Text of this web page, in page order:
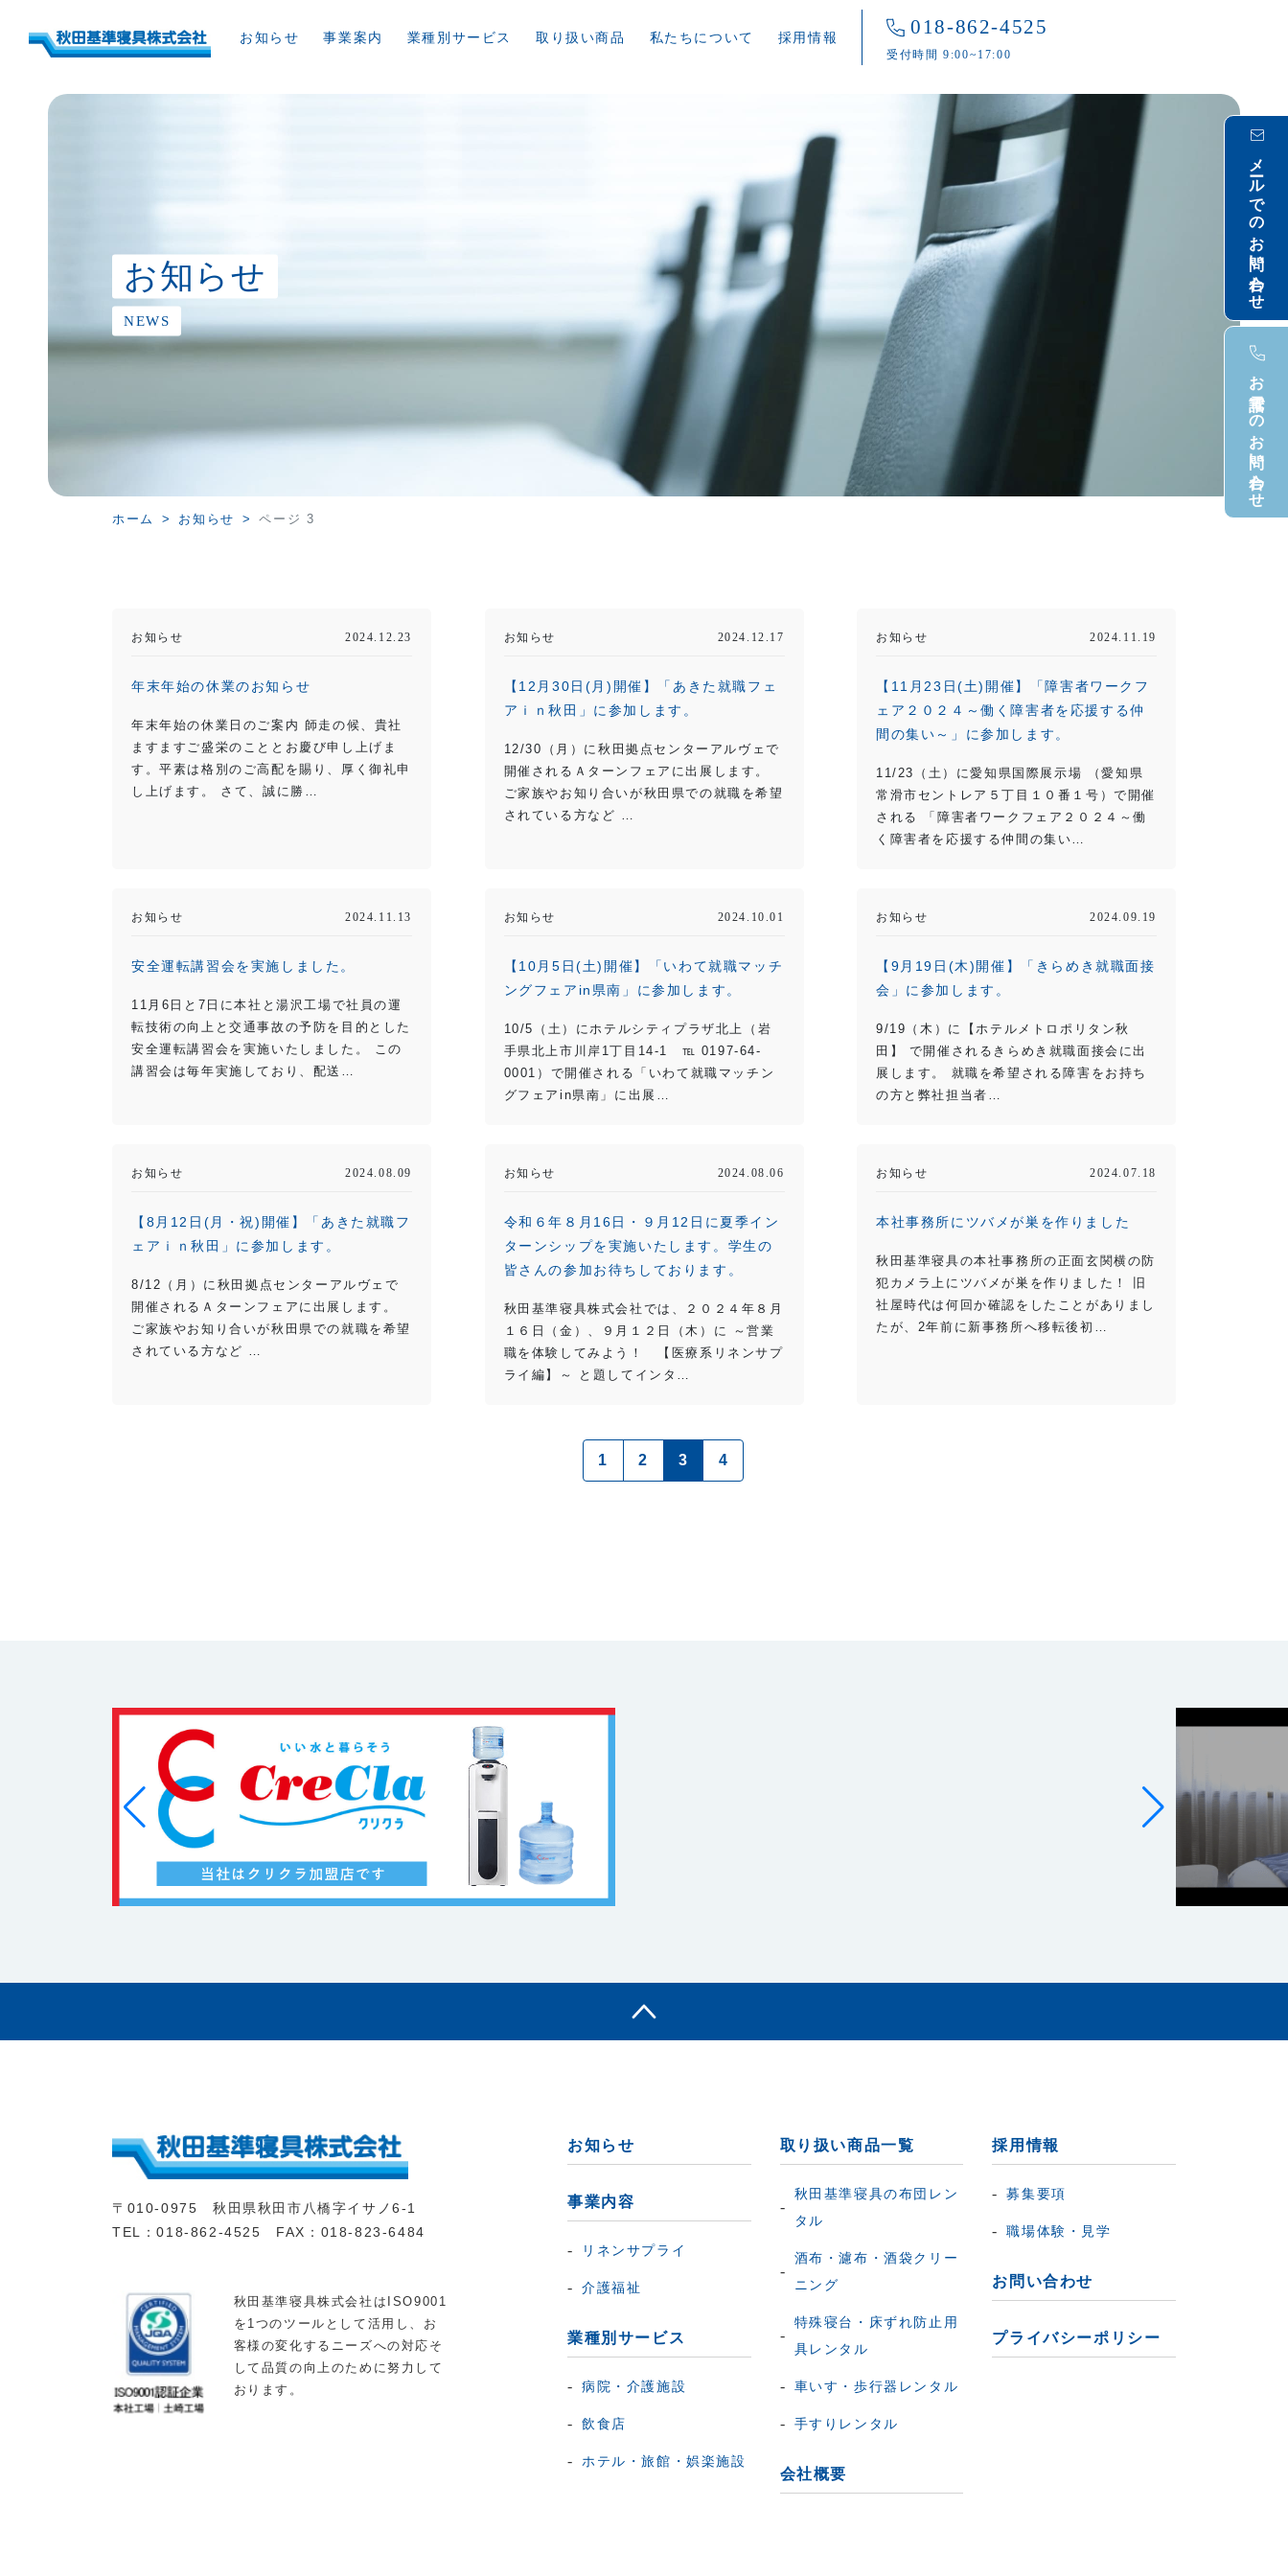
お知らせ 事業案内 業種別サービス 取り扱い商品 私たちについて 採用情報 018-862-4525
受付時間 9:00~17:00
お知らせ
NEWS
ホーム お知らせ ページ 3
お知らせ 2024.12.23
年末年始の休業のお知らせ
年末年始の休業日のご案内 師走の候、貴社
ますますご盛栄のこととお慶び申し上げま
す。平素は格別のご高配を賜り、厚く御礼申
し上げます。 さて、誠に勝…
お知らせ 2024.12.17
【12月30日(月)開催】「あきた就職フェ
アｉｎ秋田」に参加します。
12/30（月）に秋田拠点センターアルヴェで
開催されるＡターンフェアに出展します。
ご家族やお知り合いが秋田県での就職を希望
されている方など …
お知らせ 2024.11.19
【11月23日(土)開催】「障害者ワークフ
ェア２０２４～働く障害者を応援する仲
間の集い～」に参加します。
11/23（土）に愛知県国際展示場 （愛知県
常滑市セントレア５丁目１０番１号）で開催
される 「障害者ワークフェア２０２４～働
く障害者を応援する仲間の集い…
お知らせ 2024.11.13
安全運転講習会を実施しました。
11月6日と7日に本社と湯沢工場で社員の運
転技術の向上と交通事故の予防を目的とした
安全運転講習会を実施いたしました。 この
講習会は毎年実施しており、配送…
お知らせ 2024.10.01
【10月5日(土)開催】「いわて就職マッチ
ングフェアin県南」に参加します。
10/5（土）にホテルシティプラザ北上（岩
手県北上市川岸1丁目14-1 ℡ 0197-64-
0001）で開催される「いわて就職マッチン
グフェアin県南」に出展…
お知らせ 2024.09.19
【9月19日(木)開催】「きらめき就職面接
会」に参加します。
9/19（木）に【ホテルメトロポリタン秋
田】 で開催されるきらめき就職面接会に出
展します。 就職を希望される障害をお持ち
の方と弊社担当者…
お知らせ 2024.08.09
【8月12日(月・祝)開催】「あきた就職フ
ェアｉｎ秋田」に参加します。
8/12（月）に秋田拠点センターアルヴェで
開催されるＡターンフェアに出展します。
ご家族やお知り合いが秋田県での就職を希望
されている方など …
お知らせ 2024.08.06
令和６年８月16日・９月12日に夏季イン
ターンシップを実施いたします。学生の
皆さんの参加お待ちしております。
秋田基準寝具株式会社では、２０２４年８月
１６日（金）、９月１２日（木）に ～営業
職を体験してみよう！ 【医療系リネンサプ
ライ編】～ と題してインタ…
お知らせ 2024.07.18
本社事務所にツバメが巣を作りました
秋田基準寝具の本社事務所の正面玄関横の防
犯カメラ上にツバメが巣を作りました！ 旧
社屋時代は何回か確認をしたことがありまし
たが、2年前に新事務所へ移転後初…
1 2 3 （現在のページ）
4
メールでのお問い合わせ
お電話でのお問い合わせ
〒010-0975 秋田県秋田市八橋字イサノ6-1
TEL：018-862-4525 FAX：018-823-6484
秋田基準寝具株式会社はISO9001
を1つのツールとして活用し、お
客様の変化するニーズへの対応そ
して品質の向上のために努力して
おります。
お知らせ
事業内容
リネンサプライ
介護福祉
業種別サービス
病院・介護施設
飲食店
ホテル・旅館・娯楽施設
取り扱い商品一覧
秋田基準寝具の布団レン
タル
酒布・濾布・酒袋クリー
ニング
特殊寝台・床ずれ防止用
具レンタル
車いす・歩行器レンタル
手すりレンタル
会社概要
採用情報
募集要項
職場体験・見学
お問い合わせ
プライバシーポリシー